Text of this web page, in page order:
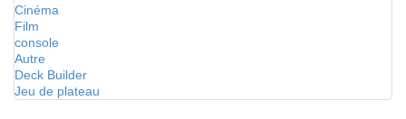
Cinéma
Film
console
Autre
Deck Builder
Jeu de plateau